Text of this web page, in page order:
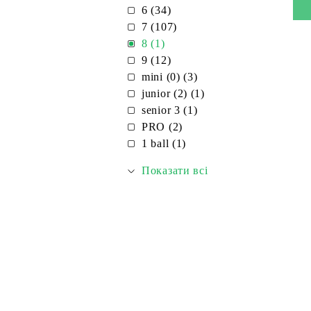
6 (34)
7 (107)
8 (1)
9 (12)
mini (0) (3)
junior (2) (1)
senior 3 (1)
PRO (2)
1 ball (1)
Показати всі